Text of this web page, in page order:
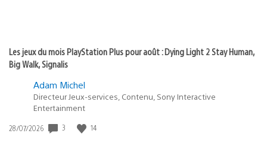
Les jeux du mois PlayStation Plus pour août : Dying Light 2 Stay Human,
Big Walk, Signalis
Adam Michel
Directeur Jeux-services, Contenu, Sony Interactive
Entertainment
Date
28/07/2026 3 14